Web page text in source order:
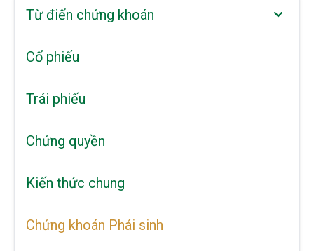
Từ điển chứng khoán
Cổ phiếu
Trái phiếu
Chứng quyền
Kiến thức chung
Chứng khoán Phái sinh